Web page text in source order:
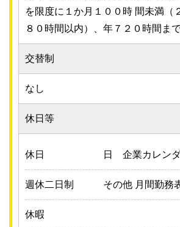
を限度に１か月１００時 間未満（
８０時間以内）、年７２０時間ま
交替制
なし
休日等
休日 日 企業カレン
週休二日制 その他 月間勤務
休暇